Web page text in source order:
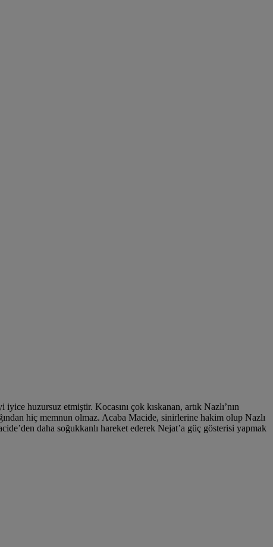
huzursuz etmiştir. Kocasını çok kıskanan, artık Nazlı’nın
hiç memnun olmaz. Acaba Macide, sinirlerine hakim olup Nazlı
daha soğukkanlı hareket ederek Nejat’a güç gösterisi yapmak